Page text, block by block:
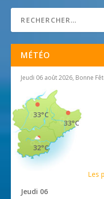
MÉTÉO
Jeudi 06 août 2026, Bonne
33°C
33°C
32°C
Les
Jeudi 06